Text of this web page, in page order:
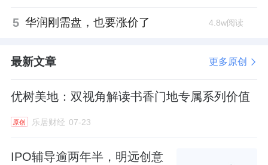
5 华润刚需盘，也要涨价了 4.8w阅读
最新文章 更多原创
优树美地：双视角解读书香门地专属系列价值
原创 乐居财经 07-23
IPO辅导逾两年半，明远创意